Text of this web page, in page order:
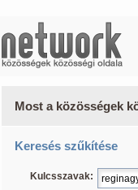
Most a közösségek
Keresés szűkítése
Kulcsszavak: